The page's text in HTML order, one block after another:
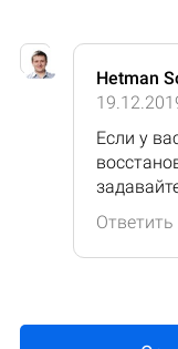
Hetman
Если у
Ответить